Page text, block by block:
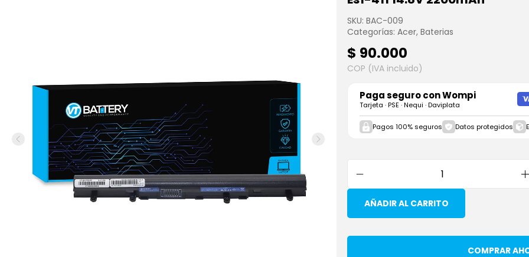
SKU: BAC-009
Categorías: Acer, Baterias
$ 90.000
COP (IVA incluido)
Paga seguro conWompi
Tarjeta · PSE · Nequi · Daviplata
Pagos 100% seguros Datos protegidos
AÑADIR AL CARRITO
COMPRAR